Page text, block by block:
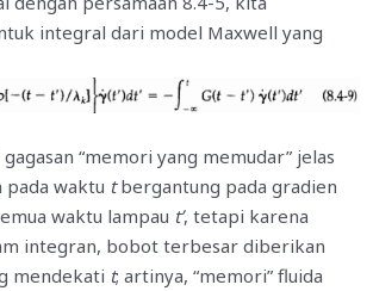
integral dari model Maxwell yang
“memori yang memudar” jelas
waktu tbergantung pada gradien
waktu lampau t’, tetapi karena
integran, bobot terbesar diberikan
mendekati t; artinya, “memori” fluida